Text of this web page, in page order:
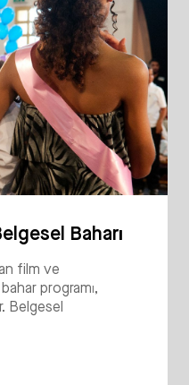
Baharı
film ve
programı,
Belgesel